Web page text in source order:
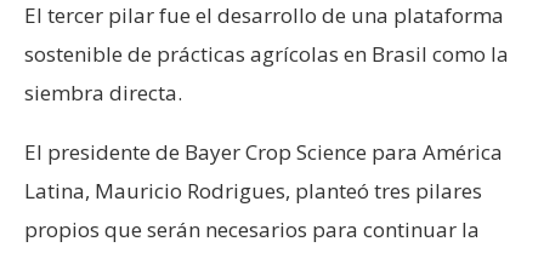
El tercer pilar fue el desarrollo de una plataforma
sostenible de prácticas agrícolas en Brasil como la
siembra directa.
El presidente de Bayer Crop Science para América
Latina, Mauricio Rodrigues, planteó tres pilares
propios que serán necesarios para continuar la